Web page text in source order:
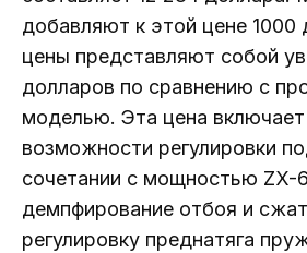
добавляют к этой цене 1000
цены представляют собой
долларов по сравнению с
моделью. Эта цена
возможности регулировки
сочетании с мощностью ZX-
демпфирование отбоя и
регулировку преднатяга